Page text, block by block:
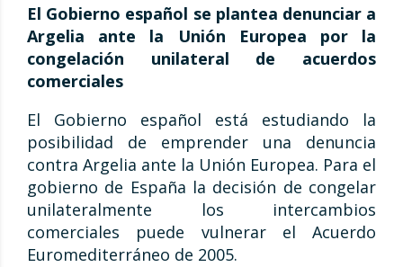
El Gobierno español se plantea denunciar a
Argelia ante la Unión Europea por la
congelación unilateral de acuerdos
comerciales
El Gobierno español está estudiando la
posibilidad de emprender una denuncia
contra Argelia ante la Unión Europea. Para el
gobierno de España la decisión de congelar
unilateralmente los intercambios
comerciales puede vulnerar el Acuerdo
Euromediterráneo de 2005.